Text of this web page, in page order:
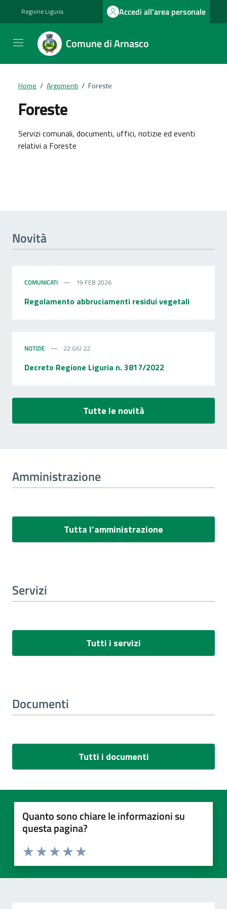
Regione Liguria Accedi all'area personale
Comune di Arnasco
Home / Argomenti / Foreste
Foreste
Dettagli dell'argomento
Servizi comunali, documenti, uffici, notizie ed eventi
relativi a Foreste
Novità
COMUNICATI 19 FEB 2026
Regolamento abbruciamenti residui vegetali
NOTIZIE 22 GIU 22
Decreto Regione Liguria n. 3817/2022
Tutte le novità
Amministrazione
Tutta l’amministrazione
Servizi
Tutti i servizi
Documenti
Tutti i documenti
Quanto sono chiare le informazioni su
questa pagina?
Valuta 5 stelle su 5
Valuta 4 stelle su 5
Valuta 3 stelle su 5
Valuta 2 stelle su 5
Valuta 1 stelle su 5